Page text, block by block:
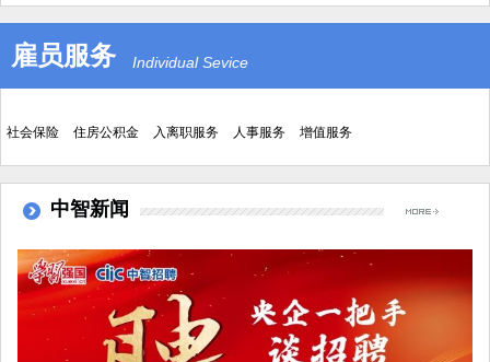
雇员服务 Individual Sevice
社会保险 住房公积金 入离职服务 人事服务 增值服务
中智新闻
关于他人盗用我公司名义进行诈骗的声明
合肥市地方病防治所公开招聘编外使用工作人员拟聘用公示
中共合肥市委台湾工作办公室公开招聘政府购买服务岗位人员拟聘用...
中共合肥市委台湾工作办公室公开招聘政府购买服务岗位人员补录招...
合肥市地方病防治所2022年招聘编外使用工作人员公告
中标公示
中智安徽公司企业展厅、党员活动室装修项目邀标公告
2021年4月马鞍山郑蒲港保税物流有限公司公开招聘 第一批次拟录...